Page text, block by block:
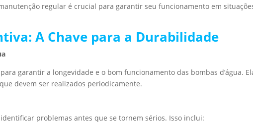
regular é crucial para garantir seu funcionamento em
A Chave para a Durabilidade
garantir a longevidade e o bom funcionamento das bombas d’água.
devem ser realizados periodicamente.
problemas antes que se tornem sérios. Isso inclui: